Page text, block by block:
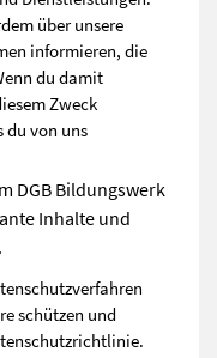
über unsere
informieren, die
du damit
Zweck
du von uns
DGB Bildungswerk
Inhalte und
schützen und
.